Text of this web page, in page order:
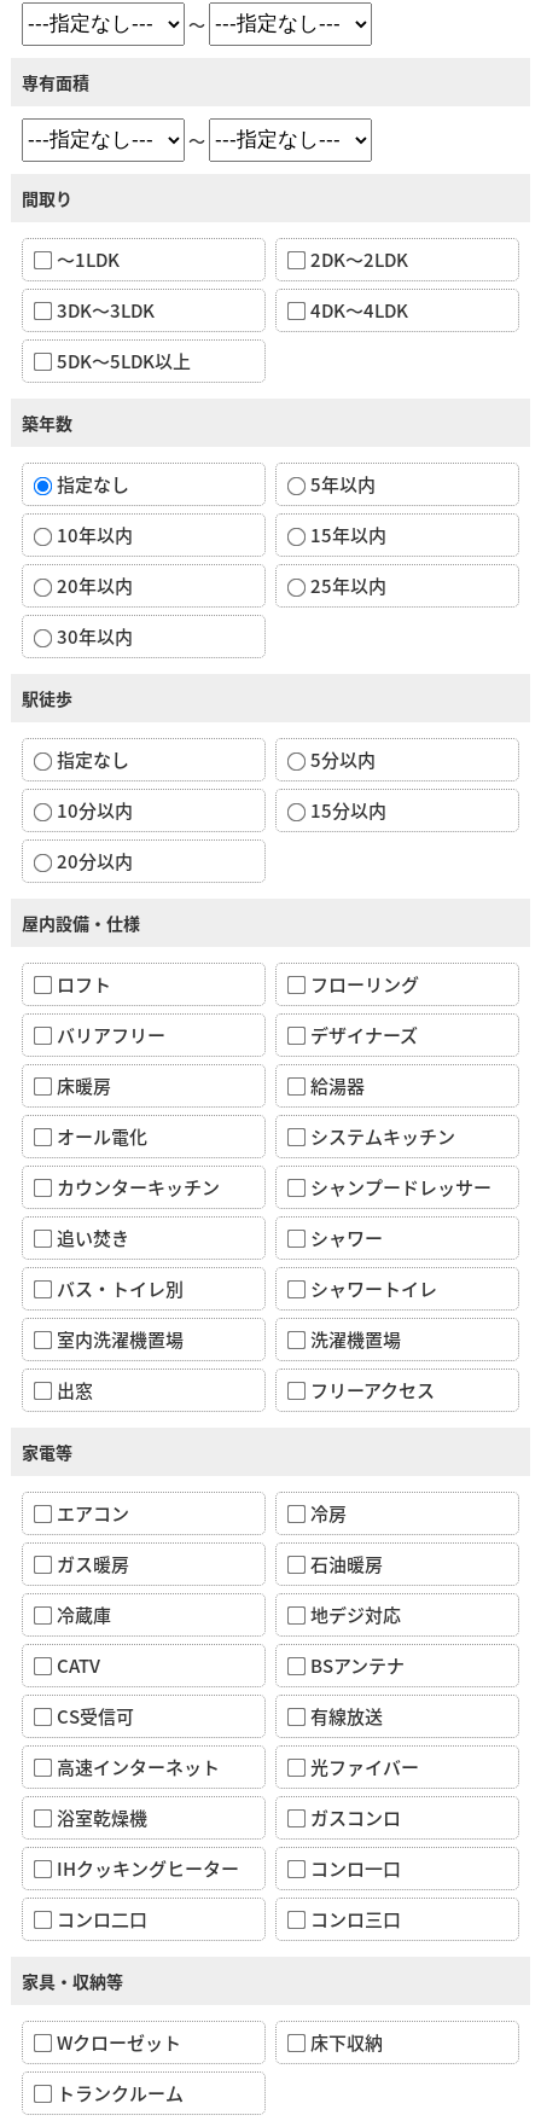
～
専有面積
～
間取り
～1LDK
2DK～2LDK
3DK～3LDK
4DK～4LDK
5DK～5LDK以上
築年数
指定なし
5年以内
10年以内
15年以内
20年以内
25年以内
30年以内
駅徒歩
指定なし
5分以内
10分以内
15分以内
20分以内
屋内設備・仕様
ロフト
フローリング
バリアフリー
デザイナーズ
床暖房
給湯器
オール電化
システムキッチン
カウンターキッチン
シャンプードレッサー
追い焚き
シャワー
バス・トイレ別
シャワートイレ
室内洗濯機置場
洗濯機置場
出窓
フリーアクセス
家電等
エアコン
冷房
ガス暖房
石油暖房
冷蔵庫
地デジ対応
CATV
BSアンテナ
CS受信可
有線放送
高速インターネット
光ファイバー
浴室乾燥機
ガスコンロ
IHクッキングヒーター
コンロ一口
コンロ二口
コンロ三口
家具・収納等
Wクローゼット
床下収納
トランクルーム